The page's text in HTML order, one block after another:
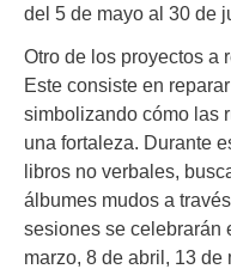
del 5 de mayo al 30 de
Otro de los proyectos a
Este consiste en
simbolizando cómo las
una fortaleza. Durante
libros no verbales,
álbumes mudos a
sesiones se celebrarán
marzo, 8 de abril, 13